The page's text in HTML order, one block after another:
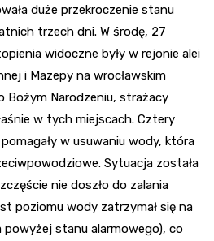
duże przekroczenie stanu
trzech dni. W środę, 27
widoczne były w rejonie alei
i Mazepy na wrocławskim
Bożym Narodzeniu, strażacy
w tych miejscach. Cztery
w usuwaniu wody, która
Sytuacja została
nie doszło do zalania
poziomu wody zatrzymał się na
powyżej stanu alarmowego), co